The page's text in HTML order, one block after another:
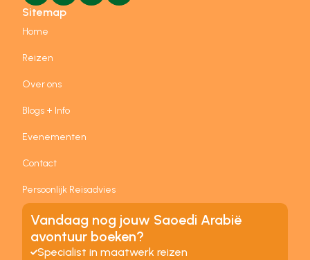
Sitemap
Home
Reizen
Over ons
Blogs + Info
Evenementen
Contact
Persoonlijk Reisadvies
Vandaag nog jouw Saoedi Arabië
avontuur boeken?
Specialist in maatwerk reizen